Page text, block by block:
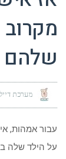
שלהם
מערכת
עבור אמהות,
על הילד שלה